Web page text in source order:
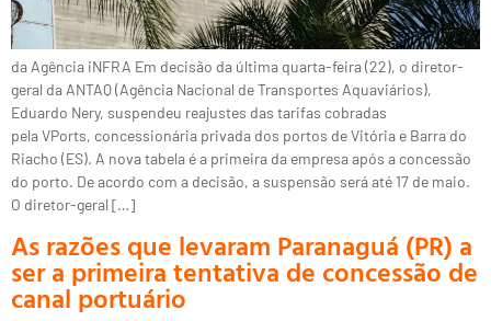
da Agência iNFRA Em decisão da última quarta-feira (22), o diretor-
geral da ANTAQ (Agência Nacional de Transportes Aquaviários),
Eduardo Nery, suspendeu reajustes das tarifas cobradas
pela VPorts, concessionária privada dos portos de Vitória e Barra do
Riacho (ES). A nova tabela é a primeira da empresa após a concessão
do porto. De acordo com a decisão, a suspensão será até 17 de maio.
O diretor-geral […]
As razões que levaram Paranaguá (PR) a
ser a primeira tentativa de concessão de
canal portuário